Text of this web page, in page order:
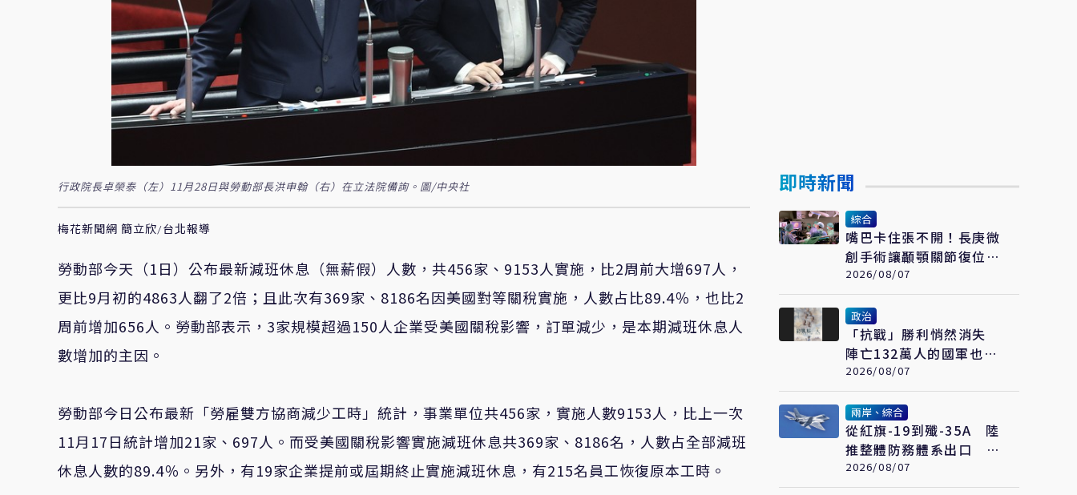
行政院長卓榮泰（左）11月28日與勞動部長洪申翰（右）在立法院備詢。圖/中央社
梅花新聞網 簡立欣/台北報導
勞動部今天（1日）公布最新減班休息（無薪假）人數，共456家、9153人實施，比2周前大增697人，
更比9月初的4863人翻了2倍；且此次有369家、8186名因美國對等關稅實施，人數占比89.4％，也比2
周前增加656人。勞動部表示，3家規模超過150人企業受美國關稅影響，訂單減少，是本期減班休息人
數增加的主因。
勞動部今日公布最新「勞雇雙方協商減少工時」統計，事業單位共456家，實施人數9153人，比上一次
11月17日統計增加21家、697人。而受美國關稅影響實施減班休息共369家、8186名，人數占全部減班
休息人數的89.4％。另外，有19家企業提前或屆期終止實施減班休息，有215名員工恢復原本工時。
即時新聞
綜合
嘴巴卡住張不開！長庚微
創手術讓顳顎關節復位
成功率達97%
2026/08/07
政治
「抗戰」勝利悄然消失
陣亡132萬人的國軍也開
始跟著賴清德喊「終戰」
了
2026/08/07
兩岸、綜合
從紅旗-19到殲-35A 陸
推整體防務體系出口 巴
基斯坦成首要合作案例
2026/08/07